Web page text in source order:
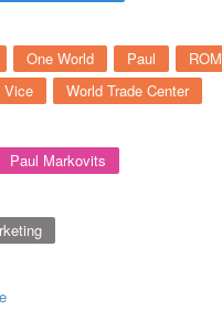
One World Paul ROM
Vice World Trade Center
Paul Markovits